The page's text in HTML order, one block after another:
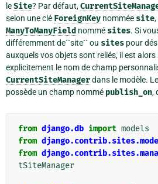
leSite? Par défaut,
selon une clé ForeignKey nommée site
ManyToManyField nommé sites. Si
différemment de``site`` ou sites pour
auxquels vos objets sont reliés, il est
explicitement le nom de champ
CurrentSiteManagerdans le modèle.
possède un champ nommé publish_on,
from django.db import models
from
from
tSiteManager